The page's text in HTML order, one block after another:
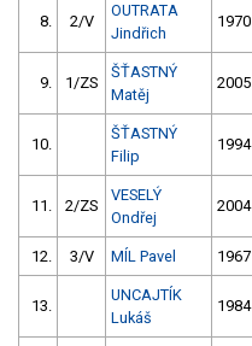
8. 2/V
OUTRATA
Jindřich
1970
9. 1/ZS
ŠŤASTNÝ
Matěj
2005
10.
ŠŤASTNÝ
Filip
1994
11. 2/ZS
VESELÝ
Ondřej
2004
12. 3/V MÍL Pavel 1967
13.
UNCAJTÍK
Lukáš
1984